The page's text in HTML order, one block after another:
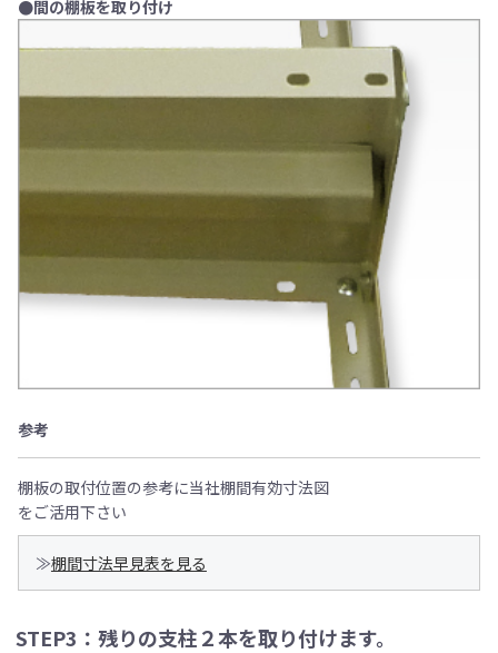
●間の棚板を取り付け
参考
棚板の取付位置の参考に当社棚間有効寸法図
をご活用下さい
≫棚間寸法早見表を見る
STEP3：残りの支柱２本を取り付けます。